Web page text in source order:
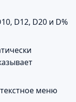
D12, D20 и D%
меню